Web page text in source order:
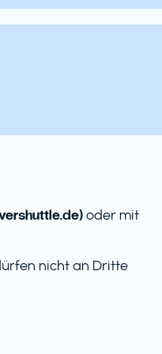
oder mit
nicht an Dritte